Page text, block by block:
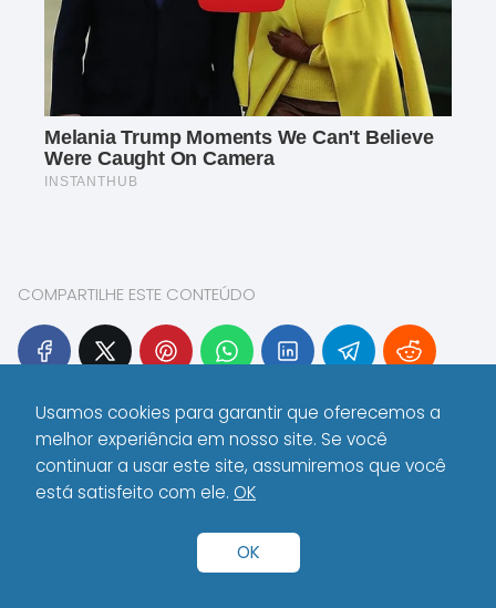
COMPARTILHE ESTE CONTEÚDO
Eletronicplanet
Sou Zaira Silva, criadora do
da tecnologia. Tento descobrir
maneiras de torná-la mais
Usamos cookies para garantir que oferecemos a
melhor experiência em nosso site. Se você
continuar a usar este site, assumiremos que você
está satisfeito com ele. OK
OK